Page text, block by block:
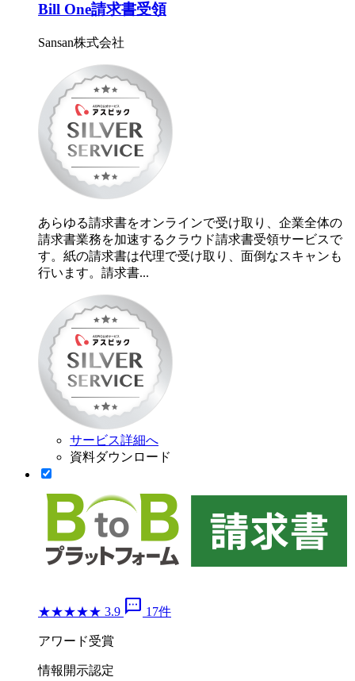
Bill One請求書受領
Sansan株式会社
あらゆる請求書をオンラインで受け取り、企業全体の
請求書業務を加速するクラウド請求書受領サービスで
す。紙の請求書は代理で受け取り、面倒なスキャンも
行います。請求書...
サービス詳細へ
資料ダウンロード
★★★★★ 3.9 sms 17件
アワード受賞
情報開示認定